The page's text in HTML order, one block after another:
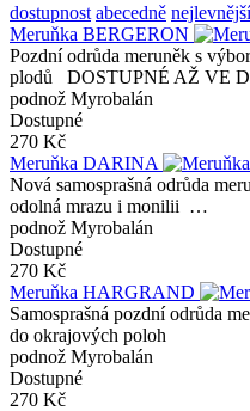
dostupnost abecedně nejlevnější
Meruňka BERGERON
Pozdní odrůda meruněk s
plodů DOSTUPNÉ AŽ VE
podnož Myrobalán
Dostupné
270 Kč
Meruňka DARINA
Nová samosprašná odrůda
odolná mrazu i monilii …
podnož Myrobalán
Dostupné
270 Kč
Meruňka HARGRAND
Samosprašná pozdní odrůda
do okrajových poloh
podnož Myrobalán
Dostupné
270 Kč